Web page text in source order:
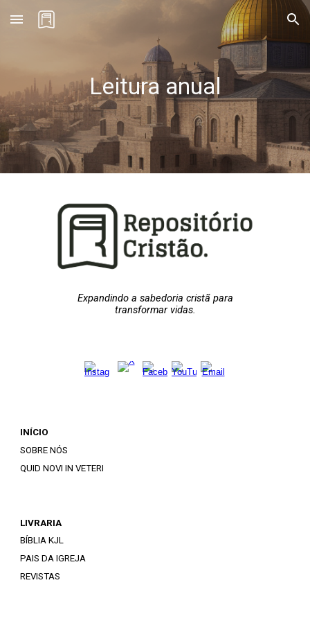
Skip to main content Skip to navigation
Leitura anual
Expandindo a sabedoria cristã para
transformar vidas.
INÍCIO
SOBRE NÓS
QUID NOVI IN VETERI
LIVRARIA
BÍBLIA KJL
PAIS DA IGREJA
REVISTAS